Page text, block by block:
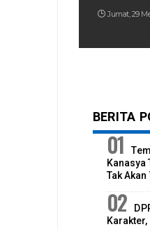
Jumat, 29
BERITA
Tak Akan